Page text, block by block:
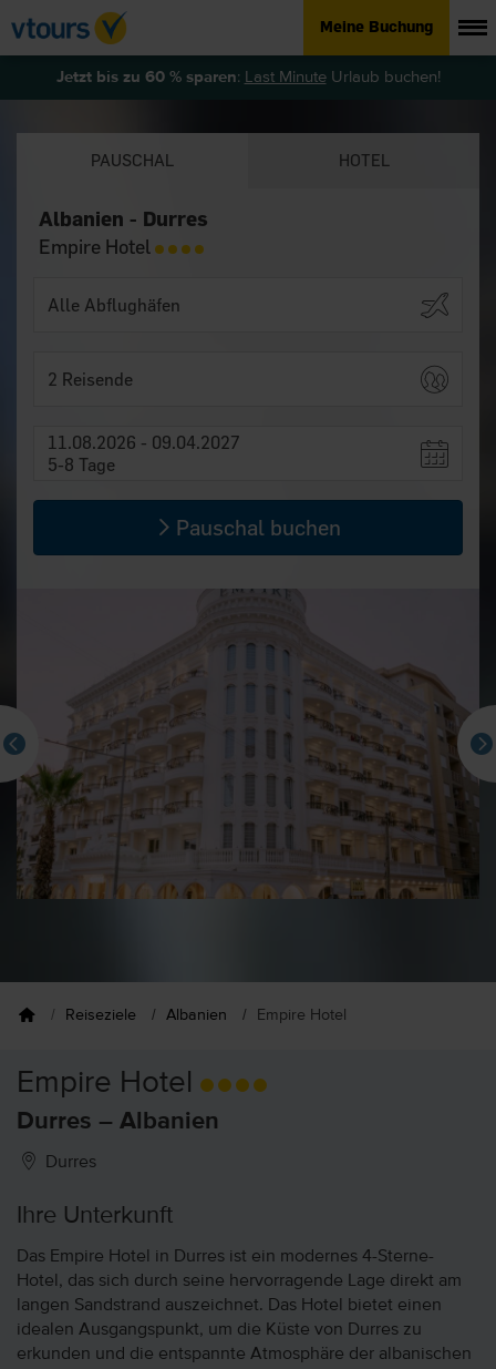
Meine Buchung
Jetzt bis zu 60 % sparen: Last MinuteUrlaub buchen!
PAUSCHAL HOTEL
Albanien - Durres
Empire Hotel
2 Reisende
11.08.2026 - 09.04.2027
5-8 Tage
Pauschal buchen
Reiseziele Albanien Empire Hotel
Empire Hotel
Durres – Albanien
Durres
Ihre Unterkunft
Das Empire Hotel in Durres ist ein modernes 4-Sterne-
Hotel, das sich durch seine hervorragende Lage direkt am
langen Sandstrand auszeichnet. Das Hotel bietet einen
idealen Ausgangspunkt, um die Küste von Durres zu
erkunden und die entspannte Atmosphäre der albanischen